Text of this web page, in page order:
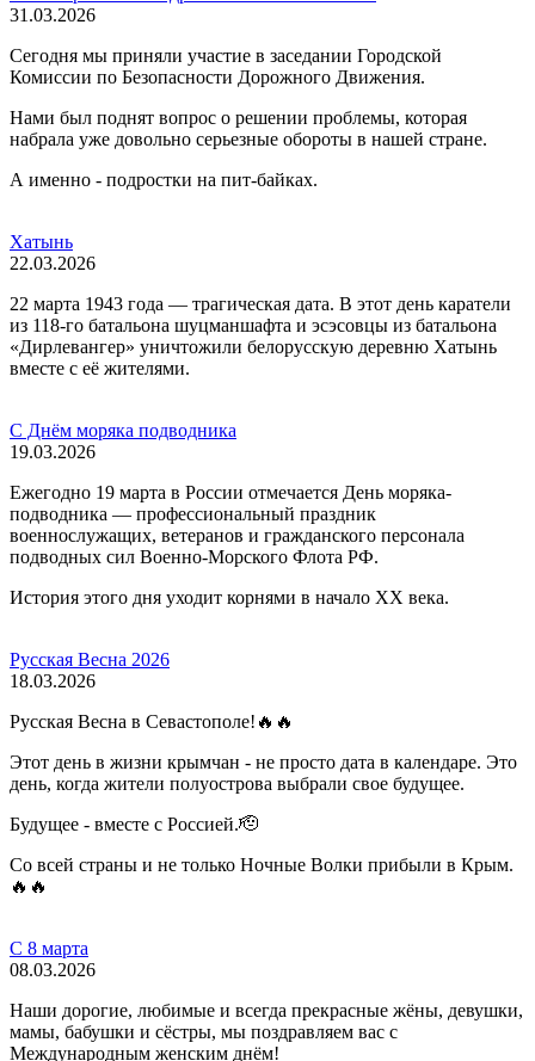
31.03.2026
Сегодня мы приняли участие в заседании Городской
Комиссии по Безопасности Дорожного Движения.
Нами был поднят вопрос о решении проблемы, которая
набрала уже довольно серьезные обороты в нашей стране.
А именно - подростки на пит-байках.
Хатынь
22.03.2026
22 марта 1943 года — трагическая дата. В этот день каратели
из 118-го батальона шуцманшафта и эсэсовцы из батальона
«Дирлевангер» уничтожили белорусскую деревню Хатынь
вместе с её жителями.
С Днём моряка подводника
19.03.2026
Ежегодно 19 марта в России отмечается День моряка-
подводника — профессиональный праздник
военнослужащих, ветеранов и гражданского персонала
подводных сил Военно-Морского Флота РФ.
История этого дня уходит корнями в начало XX века.
Русская Весна 2026
18.03.2026
Русская Весна в Севастополе!🔥🔥
Этот день в жизни крымчан - не просто дата в календаре. Это
день, когда жители полуострова выбрали свое будущее.
Будущее - вместе с Россией.🫡
Со всей страны и не только Ночные Волки прибыли в Крым.
🔥🔥
С 8 марта
08.03.2026
Наши дорогие, любимые и всегда прекрасные жёны, девушки,
мамы, бабушки и сёстры, мы поздравляем вас с
Международным женским днём!